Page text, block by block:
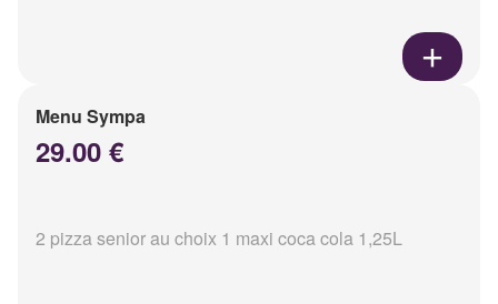
Menu Sympa
29.00 €
2 pizza senior au choix 1 maxi coca cola 1,25L